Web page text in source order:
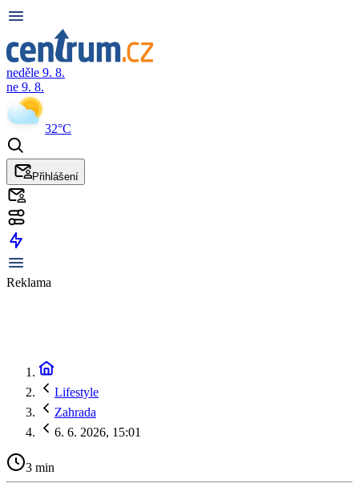
neděle 9. 8.
ne 9. 8.
32°C
Přihlášení
Reklama
Lifestyle
Zahrada
6. 6. 2026, 15:01
3 min